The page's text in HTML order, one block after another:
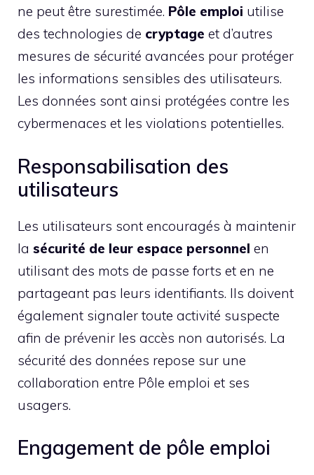
ne peut être surestimée. Pôle emploi utilise
des technologies de cryptage et d’autres
mesures de sécurité avancées pour protéger
les informations sensibles des utilisateurs.
Les données sont ainsi protégées contre les
cybermenaces et les violations potentielles.
Responsabilisation des
utilisateurs
Les utilisateurs sont encouragés à maintenir
la sécurité de leur espace personnel en
utilisant des mots de passe forts et en ne
partageant pas leurs identifiants. Ils doivent
également signaler toute activité suspecte
afin de prévenir les accès non autorisés. La
sécurité des données repose sur une
collaboration entre Pôle emploi et ses
usagers.
Engagement de pôle emploi